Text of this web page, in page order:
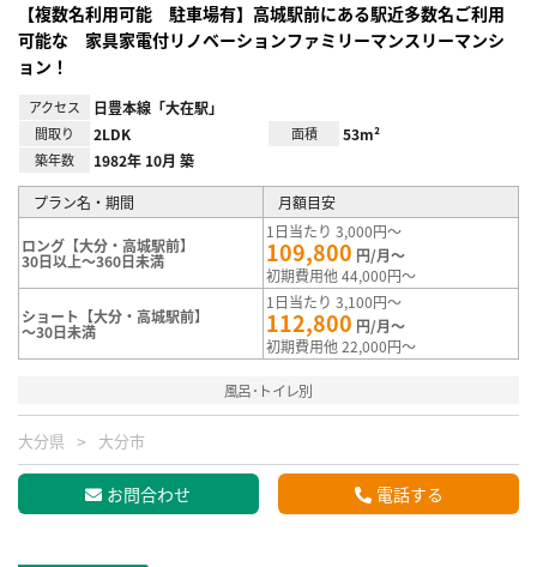
【複数名利用可能 駐車場有】高城駅前にある駅近多数名ご利用
可能な 家具家電付リノベーションファミリーマンスリーマンシ
ョン！
アクセス 日豊本線「大在駅」
間取り 2LDK 面積 53m²
築年数 1982年 10月 築
プラン名・期間 月額目安
ロング【大分・高城駅前】
30日以上～360日未満
1日当たり 3,000円～
109,800 円/月～
初期費用他 44,000円～
ショート【大分・高城駅前】
～30日未満
1日当たり 3,100円～
112,800 円/月～
初期費用他 22,000円～
風呂･トイレ別
大分県 大分市
お問合わせ 電話する